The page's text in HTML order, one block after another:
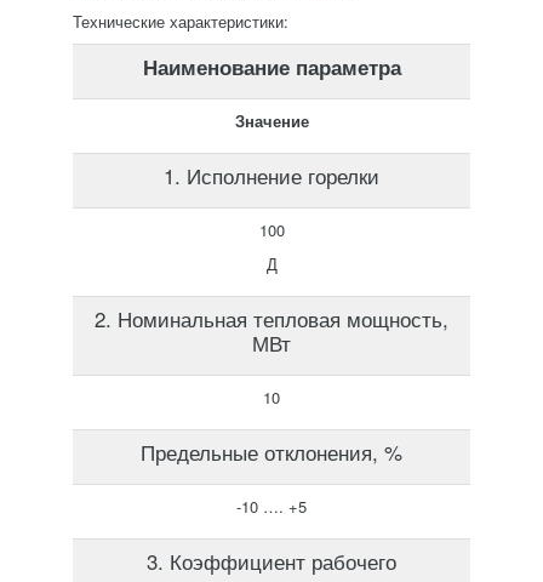
Технические характеристики:
Наименование параметра
Значение
1. Исполнение горелки
100
Д
2. Номинальная тепловая мощность,
МВт
10
Предельные отклонения, %
-10 …. +5
3. Коэффициент рабочего